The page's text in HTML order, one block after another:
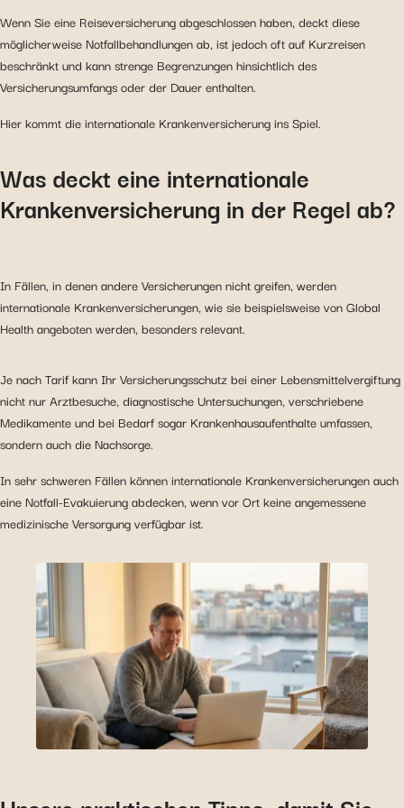
verstehen, wie Sie auf unsere Website gelangen.
Personalisierte Angebote und Dienstleistungen
bereitstellen und deren Leistung verfolgen. Informationen
mit den verwendeten sozialen Netzwerken zu teilen und
Wenn Sie eine Reiseversicherung abgeschlossen haben, deckt diese
möglicherweise Notfallbehandlungen ab, ist jedoch oft auf Kurzreisen
beschränkt und kann strenge Begrenzungen hinsichtlich des
Versicherungsumfangs oder der Dauer enthalten.
Hier kommt die internationale Krankenversicherung ins Spiel.
Was deckt eine internationale
Krankenversicherung in der Regel ab?
In Fällen, in denen andere Versicherungen nicht greifen, werden
internationale Krankenversicherungen, wie sie beispielsweise von Global
Health angeboten werden, besonders relevant.
Je nach Tarif kann Ihr Versicherungsschutz bei einer Lebensmittelvergiftung
nicht nur Arztbesuche, diagnostische Untersuchungen, verschriebene
Medikamente und bei Bedarf sogar Krankenhausaufenthalte umfassen,
sondern auch die Nachsorge.
In sehr schweren Fällen können internationale Krankenversicherungen auch
eine Notfall-Evakuierung abdecken, wenn vor Ort keine angemessene
medizinische Versorgung verfügbar ist.